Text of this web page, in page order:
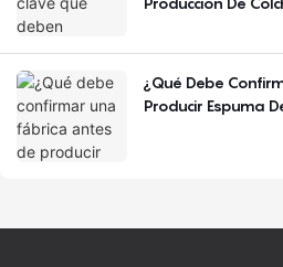
¿Qué Debe
Producir Espuma